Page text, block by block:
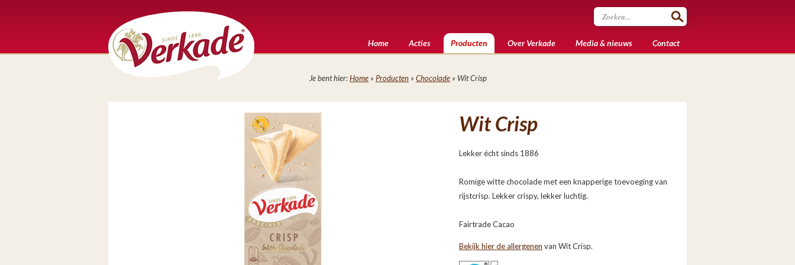
Home Acties Producten Over Verkade Media & nieuws Contact
Je bent hier:Home » Producten » Chocolade » Wit Crisp
Wit Crisp
Lekker écht sinds 1886
Romige witte chocolade met een knapperige toevoeging van
rijstcrisp. Lekker crispy, lekker luchtig.
Fairtrade Cacao
Bekijk hier de allergenen van Wit Crisp.